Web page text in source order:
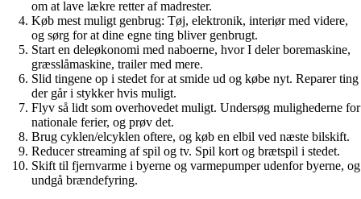
om at lave lækre retter af madrester.
Køb mest muligt genbrug: Tøj, elektronik, interiør med videre,
og sørg for at dine egne ting bliver genbrugt.
Start en deleøkonomi med naboerne, hvor I deler boremaskine,
græsslåmaskine, trailer med mere.
Slid tingene op i stedet for at smide ud og købe nyt. Reparer ting
der går i stykker hvis muligt.
Flyv så lidt som overhovedet muligt. Undersøg mulighederne for
nationale ferier, og prøv det.
Brug cyklen/elcyklen oftere, og køb en elbil ved næste bilskift.
Reducer streaming af spil og tv. Spil kort og brætspil i stedet.
Skift til fjernvarme i byerne og varmepumper udenfor byerne, og
undgå brændefyring.